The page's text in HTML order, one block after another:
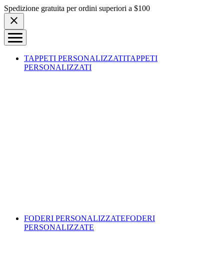
Skip to content
Spedizione gratuita per ordini superiori a $100
TAPPETI PERSONALIZZATITAPPETI
PERSONALIZZATI
FODERI PERSONALIZZATEFODERI
PERSONALIZZATE